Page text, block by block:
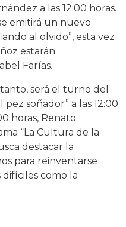
a las 12:00 horas.
emitirá un nuevo
al olvido”, esta vez
estarán
Farías.
será el turno del
soñador” a las 12:00
horas, Renato
“La Cultura de la
destacar la
para reinventarse
como la